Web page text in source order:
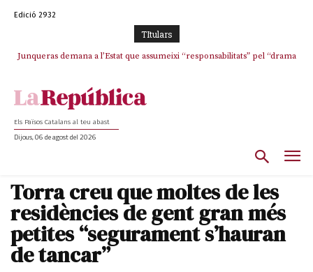
Edició 2932
TItulars
Junqueras demana a l’Estat que assumeixi “responsabilitats” pel “drama
Els Països Catalans al teu abast
Dijous, 06 de agost del 2026
Torra creu que moltes de les
residències de gent gran més
petites “segurament s’hauran
de tancar”